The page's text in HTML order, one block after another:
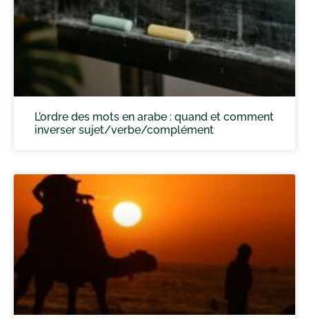
L’ordre des mots en arabe : quand et comment
inverser sujet/verbe/complément